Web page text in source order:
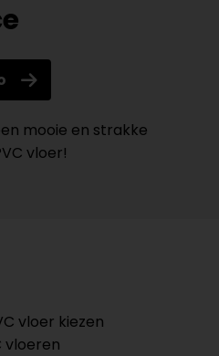
mooie en strakke
vloer!
vloer kiezen
vloeren